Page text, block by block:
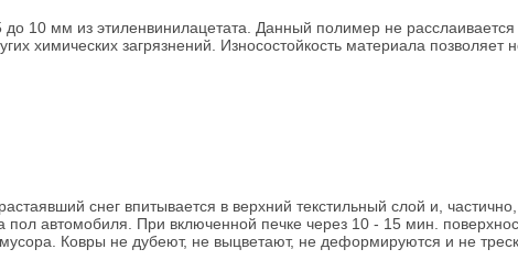
10 мм из этиленвинилацетата. Данный полимер не
химических загрязнений. Износостойкость материала позволяет
снег впитывается в верхний текстильный слой и,
автомобиля. При включенной печке через 10 - 15 мин.
Ковры не дубеют, не выцветают, не деформируются и не